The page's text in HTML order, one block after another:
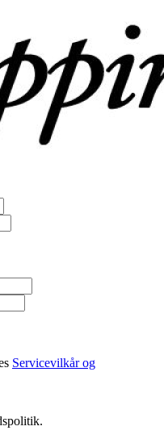
Servicevilkår og